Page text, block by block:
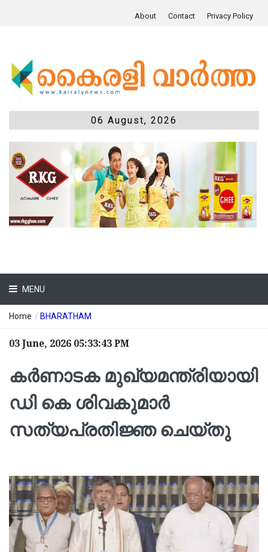
About Contact Privacy Policy
06 August, 2026
MENU
Home / BHARATHAM
03 June, 2026 05:33:43 PM
കർണാടക മുഖ്യമന്ത്രിയായി
ഡി കെ ശിവകുമാർ
സത്യപ്രതിജ്ഞ ചെയ്തു